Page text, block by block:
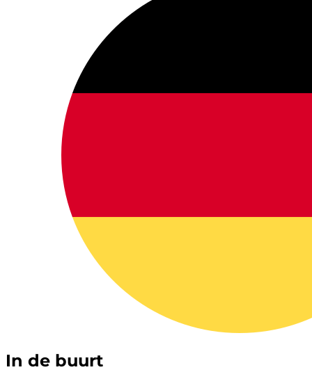
In de buurt